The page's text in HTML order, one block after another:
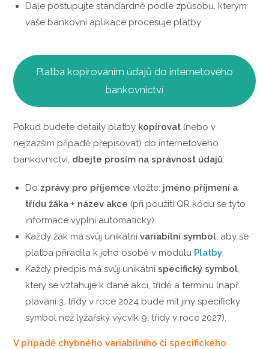
Dále postupujte standardně podle způsobu, kterým
vaše bankovní aplikace procesuje platby
Platba kopírováním údajů do internetového
bankovnictví
Pokud budete detaily platby kopírovat (nebo v
nejzazším případě přepisovat) do internetového
bankovnictví, dbejte prosím na správnost údajů
Do zprávy pro příjemce vložte: jméno příjmení a
třídu žáka + název akce (při použití QR kódu se tyto
informace vyplní automaticky).
Každý žák má svůj unikátnívariabilní symbol , aby se
platba přiradila k jeho osobě v modulu Platby
Každý předpis má svůj unikátníspecifický symbol
který se vztahuje k dané akci, třídě a termínu (např.
plavání 3. třídy v roce 2024 bude mít jiný specifický
symbol než lyžařský výcvik 9. třídy v roce 2027).
V případě chybného variabilního či specifického